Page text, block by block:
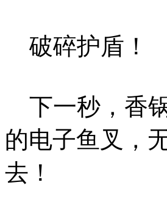
破碎护盾！
下一秒，香
的电子鱼叉，
去！